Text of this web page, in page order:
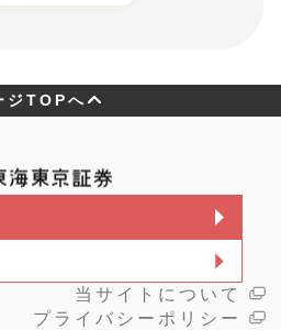
ジTOPへ
当サイトについて
プライバシーポリシー